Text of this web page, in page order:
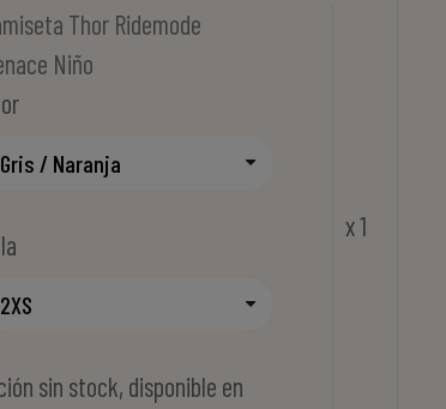
Thor Ridemode
Niño
sin stock, disponible en
x 1